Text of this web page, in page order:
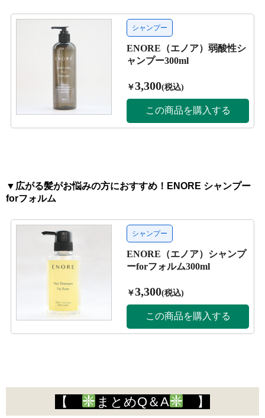
▼広がる髪がお悩みの方におすすめ！ENORE シャンプー
forフォルム
【 まとめQ＆A 】